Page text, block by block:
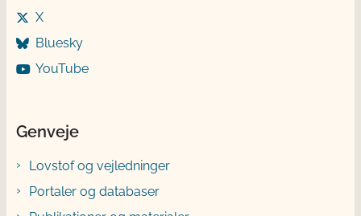
X
Bluesky
YouTube
Genveje
Lovstof og vejledninger
Portaler og databaser